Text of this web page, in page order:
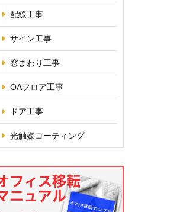
配線工事
サイン工事
窓まわり工事
OAフロア工事
ドア工事
光触媒コーティング